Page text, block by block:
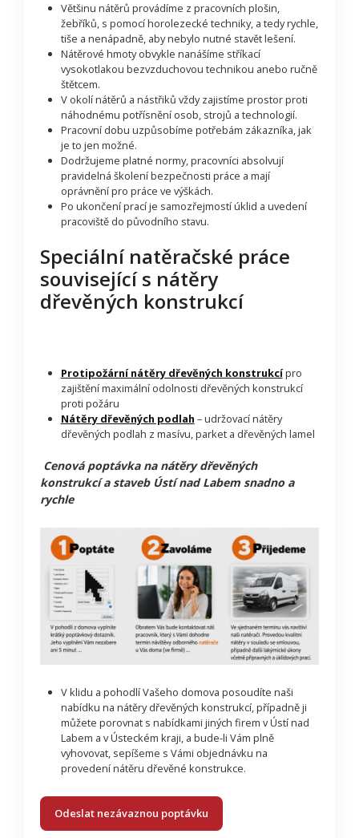
Většinu nátěrů provádíme z pracovních plošin,
žebříků, s pomocí horolezecké techniky, a tedy rychle,
tiše a nenápadně, aby nebylo nutné stavět lešení.
Nátěrové hmoty obvykle nanášíme stříkací
vysokotlakou bezvzduchovou technikou anebo ručně
štětcem.
V okolí nátěrů a nástřiků vždy zajistíme prostor proti
náhodnému potřísnění osob, strojů a technologií.
Pracovní dobu uzpůsobíme potřebám zákazníka, jak
je to jen možné.
Dodržujeme platné normy, pracovníci absolvují
pravidelná školení bezpečnosti práce a mají
oprávnění pro práce ve výškách.
Po ukončení prací je samozřejmostí úklid a uvedení
pracoviště do původního stavu.
Speciální natěračské práce
související s nátěry
dřevěných konstrukcí
Protipožární nátěry dřevěných konstrukcípro
zajištění maximální odolnosti dřevěných konstrukcí
proti požáru
Nátěry dřevěných podlah – udržovací nátěry
dřevěných podlah z masívu, parket a dřevěných lamel
Cenová poptávka na nátěry dřevěných
konstrukcí a staveb Ústí nad Labem snadno a
rychle
V klidu a pohodlí Vašeho domova posoudíte naši
nabídku na nátěry dřevěných konstrukcí, případně ji
můžete porovnat s nabídkami jiných firem v Ústí nad
Labem a v Ústeckém kraji, a bude-li Vám plně
vyhovovat, sepíšeme s Vámi objednávku na
provedení nátěru dřevěné konstrukce.
Odeslat nezávaznou poptávku